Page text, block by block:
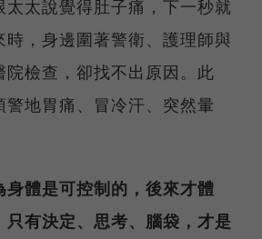
太太說覺得肚子痛，下一秒就
時，身邊圍著警衛、護理師與
院檢查，卻找不出原因。此
地胃痛、冒冷汗、突然暈
身體是可控制的，後來才體
有決定、思考、腦袋，才是